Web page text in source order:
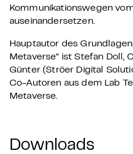
Kommunikationswegen
auseinandersetzen.
Hauptautor des
Metaverse“ ist Stefan Doll,
Günter (Ströer Digital
Co-Autoren aus dem Lab
Metaverse.
Downloads